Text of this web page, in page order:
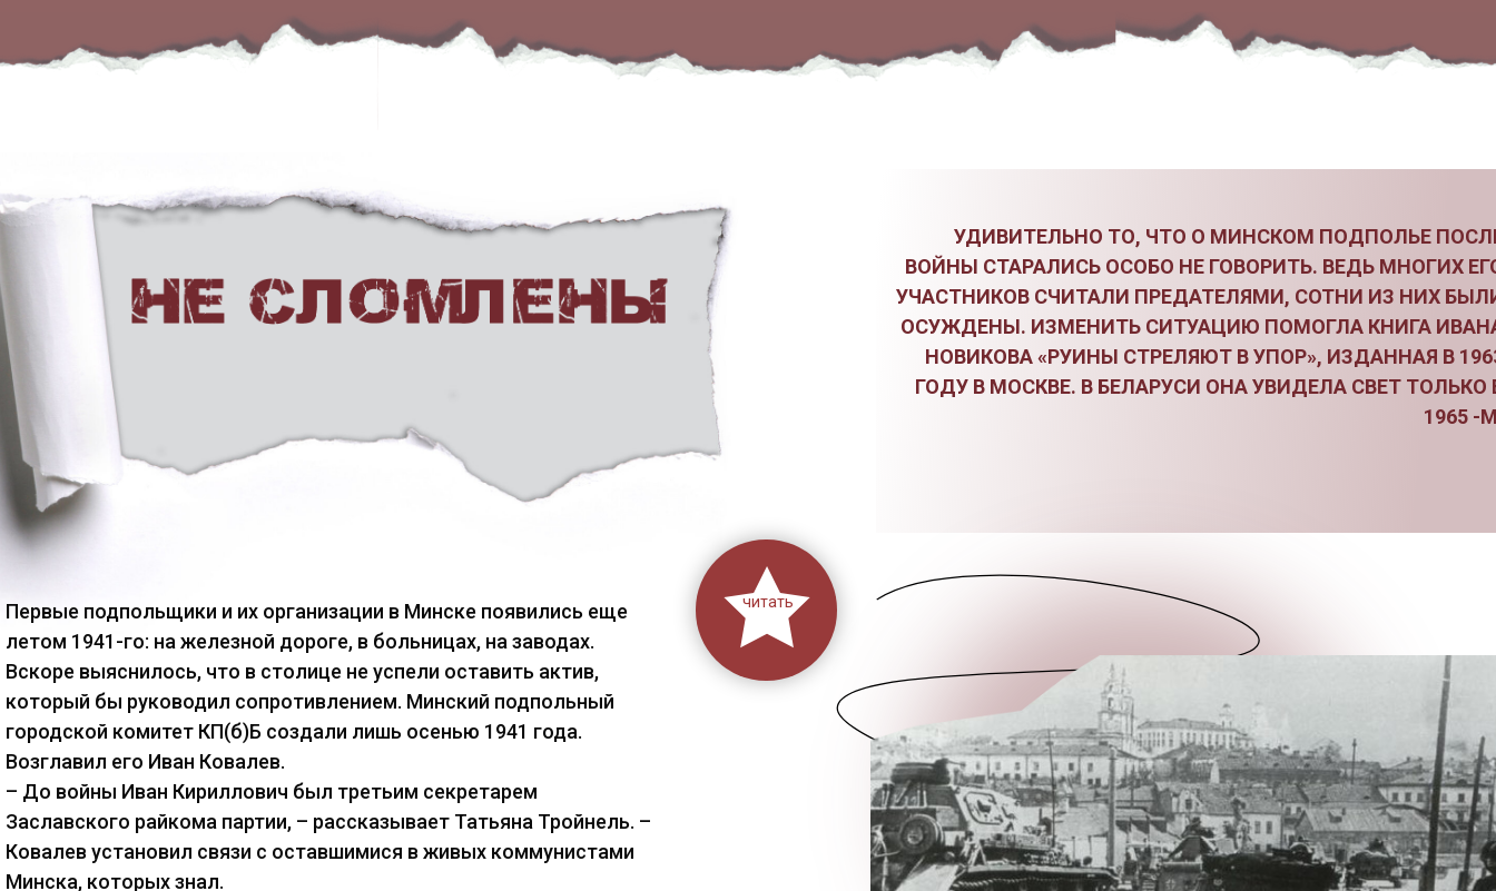
УДИВИТЕЛЬНО ТО, ЧТО О МИНСКОМ ПОДПОЛЬЕ
ВОЙНЫ СТАРАЛИСЬ ОСОБО НЕ ГОВОРИТЬ. ВЕДЬ МНОГИХ
УЧАСТНИКОВ СЧИТАЛИ ПРЕДАТЕЛЯМИ, СОТНИ ИЗ НИХ
ОСУЖДЕНЫ. ИЗМЕНИТЬ СИТУАЦИЮ ПОМОГЛА КНИГА
НОВИКОВА «РУИНЫ СТРЕЛЯЮТ В УПОР», ИЗДАННАЯ В
ГОДУ В МОСКВЕ. В БЕЛАРУСИ ОНА УВИДЕЛА СВЕТ ТОЛЬКО
1965 -
Первые подпольщики и их организации в Минске появились еще
летом 1941-го: на железной дороге, в больницах, на заводах.
Вскоре выяснилось, что в столице не успели оставить актив,
который бы руководил сопротивлением. Минский подпольный
городской комитет КП(б)Б создали лишь осенью 1941 года.
Возглавил его Иван Ковалев.
– До войны Иван Кириллович был третьим секретарем
Заславского райкома партии, – рассказывает Татьяна Тройнель. –
Ковалев установил связи с оставшимися в живых коммунистами
Минска, которых знал.
читать